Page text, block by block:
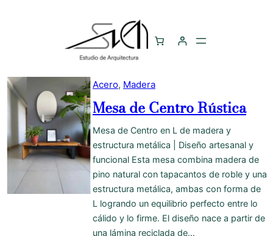
Acero, Madera
Mesa de Centro Rústica
Mesa de Centro en L de madera y
estructura metálica | Diseño artesanal y
funcional Esta mesa combina madera de
pino natural con tapacantos de roble y una
estructura metálica, ambas con forma de
L logrando un equilibrio perfecto entre lo
cálido y lo firme. El diseño nace a partir de
una lámina reciclada de…